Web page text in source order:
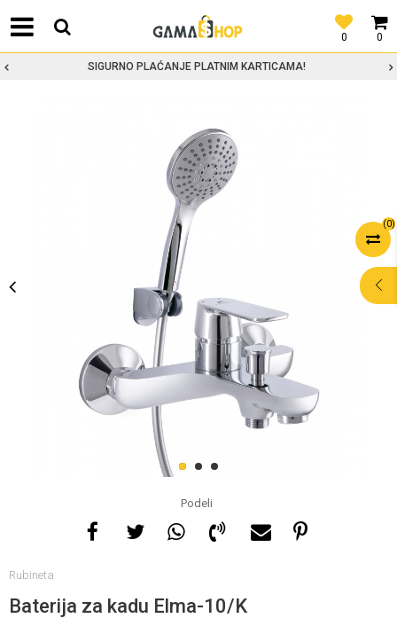
0
0
SIGURNO PLAĆANJE PLATNIM KARTICAMA!
(0)
1 2 3
Podeli
Rubineta
Baterija za kadu Elma-10/K
POMOĆ PRI
KUPOVINI
i porudžbine
nedelje